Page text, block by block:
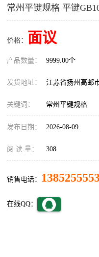
常州平键规格 平键
价格： 面议
产品数量： 9999.00个
发货地址： 江苏省扬州高邮
关键词： 常州平键规格
发布日期： 2026-08-09
阅 读 量： 308
销售电话：
在线QQ：